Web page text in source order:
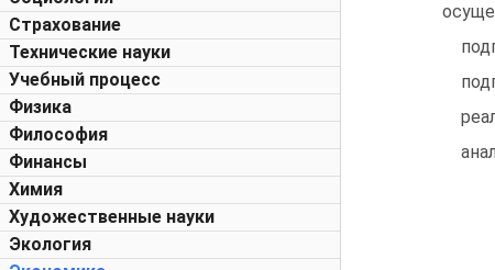
Страхование
Технические науки
Учебный процесс
Физика
Философия
Финансы
Химия
Художественные науки
Экология